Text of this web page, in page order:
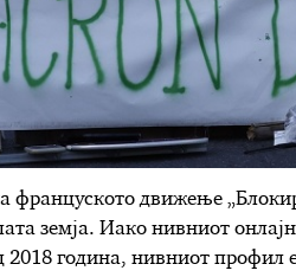
француското движење
земја. Иако нивниот
2018 година, нивниот профил